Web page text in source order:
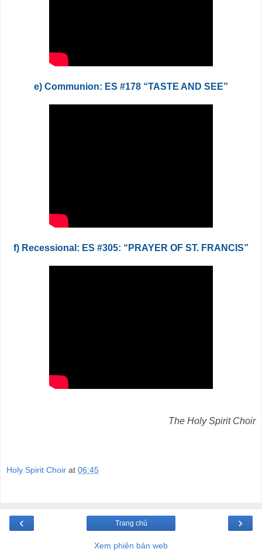
e) Communion: ES #178 “TASTE AND SEE”
f) Recessional: ES #305: “PRAYER OF ST. FRANCIS”
The Holy Spirit Choir
Holy Spirit Choir at 06:45
‹ ›
Trang chủ
Xem phiên bản web